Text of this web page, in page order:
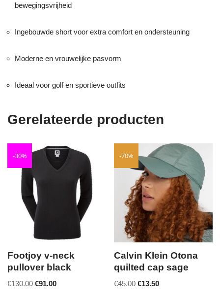
bewegingsvrijheid
Ingebouwde short voor extra comfort en ondersteuning
Moderne en vrouwelijke pasvorm
Ideaal voor golf en sportieve outfits
Gerelateerde producten
-30%
Footjoy v-neck
pullover black
€130.00 €91.00
-70%
Calvin Klein Otona
quilted cap sage
€45.00 €13.50